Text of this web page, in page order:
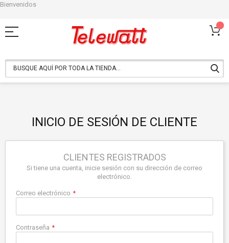
Bienvenidos
al
contenido
INICIO DE SESIÓN DE CLIENTE
CLIENTES REGISTRADOS
Si tiene una cuenta, inicie sesión con su dirección de correo
electrónico.
Correo electrónico
Contraseña